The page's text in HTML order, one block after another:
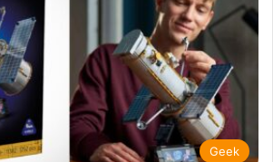
Geek